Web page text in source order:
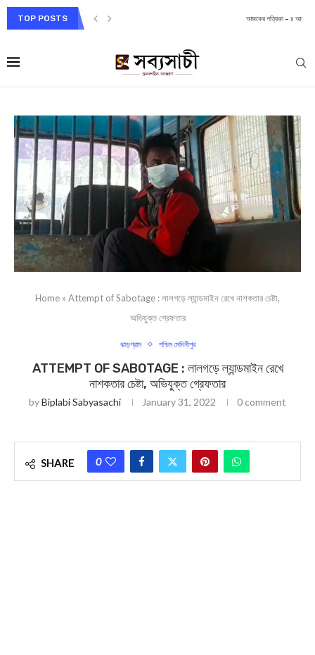
TOP POSTS
Home » Attempt of Sabotage : ল‍ালগড়ে ল্যান্ডমাইন রেখে নাশকতার চেষ্টা,
অভিযু্ক্ত গ্রেফতার
ঝাড়গ্রাম পশ্চিম মেদিনীপুর
ATTEMPT OF SABOTAGE : ল‍ালগড়ে ল্যান্ডমাইন রেখে
নাশকতার চেষ্টা, অভিযু্ক্ত গ্রেফতার
byBiplabi Sabyasachi January 31, 2022 0 comment
SHARE 0